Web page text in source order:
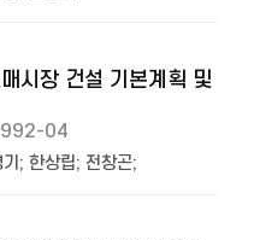
시장 건설 기본계획 및
04
; 한상립; 전창곤;